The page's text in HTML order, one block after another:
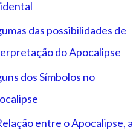
das possibilidades de
do Apocalipse
dos Símbolos no
entre o Apocalipse, a